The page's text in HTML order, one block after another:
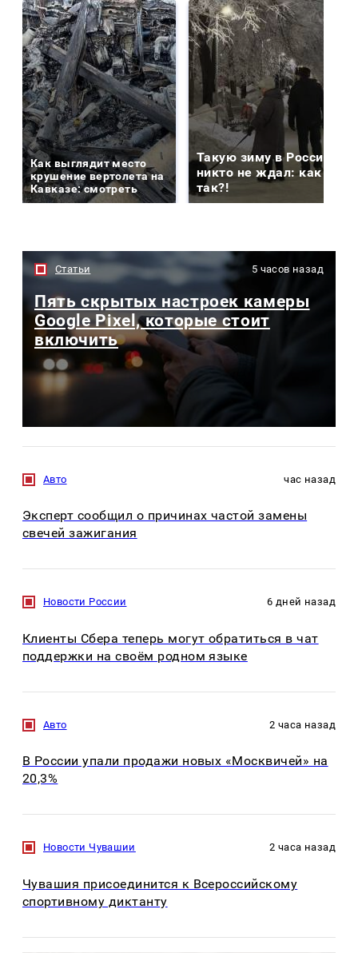
Как выглядит место
крушение вертолета на
Кавказе: смотреть
Такую зиму в России
никто не ждал: как
так?!
Статьи 5 часов назад
Пять скрытых настроек камеры
Google Pixel, которые стоит
включить
Авто час назад
Эксперт сообщил о причинах частой замены
свечей зажигания
Новости России 6 дней назад
Клиенты Сбера теперь могут обратиться в чат
поддержки на своём родном языке
Авто 2 часа назад
В России упали продажи новых «Москвичей» на
20,3%
Новости Чувашии 2 часа назад
Чувашия присоединится к Всероссийскому
спортивному диктанту